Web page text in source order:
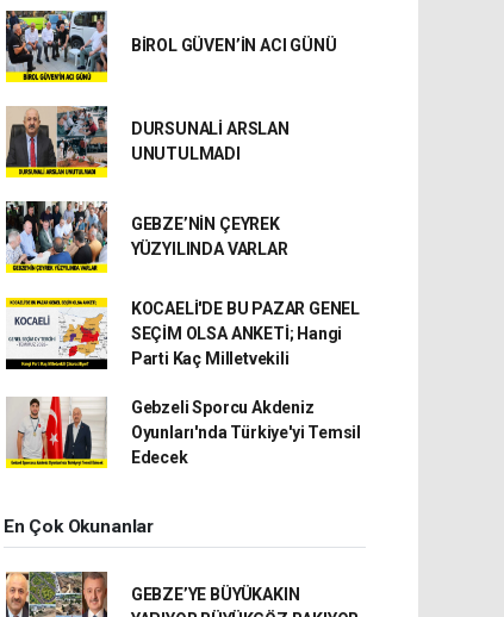
BİROL GÜVEN’İN ACI GÜNÜ
DURSUNALİ ARSLAN
UNUTULMADI
GEBZE’NİN ÇEYREK
YÜZYILINDA VARLAR
KOCAELİ'DE BU PAZAR GENEL
SEÇİM OLSA ANKETİ; Hangi
Parti Kaç Milletvekili
Gebzeli Sporcu Akdeniz
Oyunları'nda Türkiye'yi Temsil
Edecek
En Çok Okunanlar
GEBZE’YE BÜYÜKAKIN